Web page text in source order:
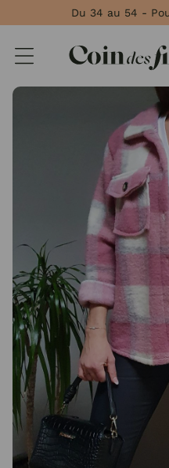
Du 34 au 54 -
Panneau de gestion des cookies